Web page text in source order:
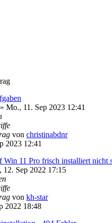
Mo., 11. Sep 2023 12:41
von christinabdnr
2023 12:41
Win 11 Pro frisch installiert
12. Sep 2022 17:15
von kh-star
2022 18:48